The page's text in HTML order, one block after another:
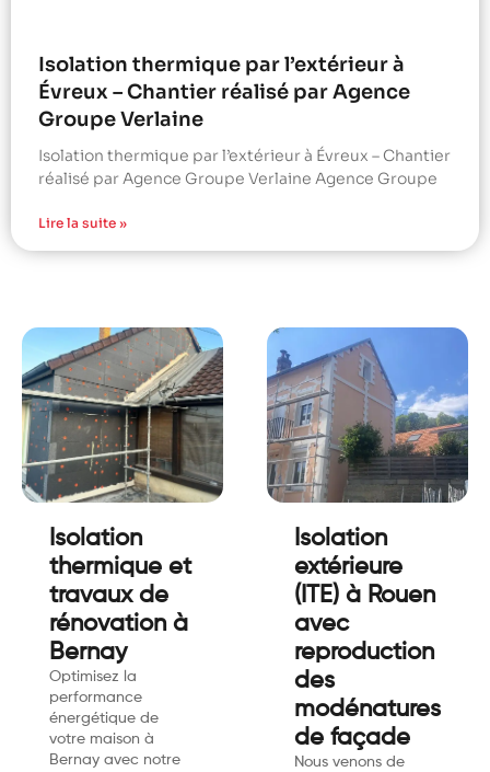
Isolation thermique par l’extérieur à
Évreux – Chantier réalisé par Agence
Groupe Verlaine
Isolation thermique par l’extérieur à Évreux – Chantier
réalisé par Agence Groupe Verlaine Agence Groupe
Lire la suite »
Isolation
thermique et
travaux de
rénovation à
Bernay
Optimisez la
performance
énergétique de
votre maison à
Bernay avec notre
Isolation
extérieure
(ITE) à Rouen
avec
reproduction
des
modénatures
de façade
Nous venons de